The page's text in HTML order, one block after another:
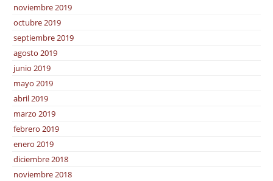
noviembre 2019
octubre 2019
septiembre 2019
agosto 2019
junio 2019
mayo 2019
abril 2019
marzo 2019
febrero 2019
enero 2019
diciembre 2018
noviembre 2018